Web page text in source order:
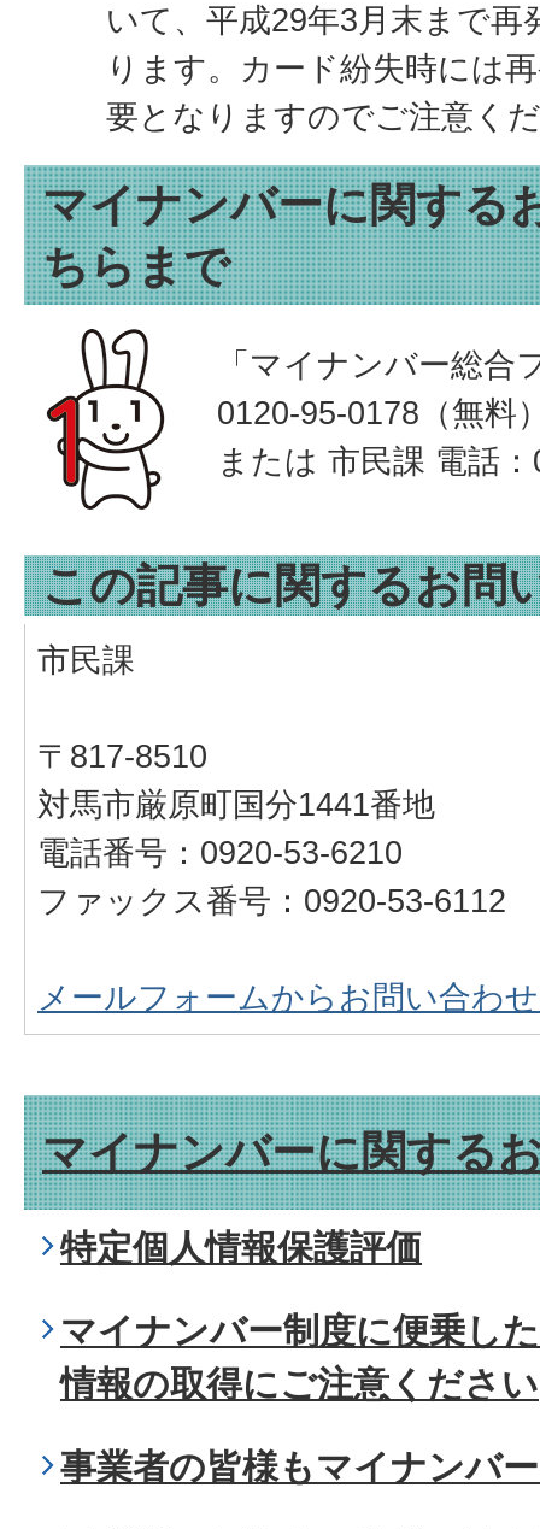
いて、平成29年3月末まで
ります。カード紛失時には
要となりますのでご注意く
マイナンバーに関する
ちらまで
「マイナンバー総合
0120-95-0178（無料
または 市民課 電話
この記事に関するお問
市民課
〒817-8510
対馬市厳原町国分1441番地
電話番号：0920-53-6210
ファックス番号：0920-53-6112
メールフォームからお問い合わ
マイナンバーに関する
特定個人情報保護評価
マイナンバー制度に便乗し
情報の取得にご注意ください
事業者の皆様もマイナンバ